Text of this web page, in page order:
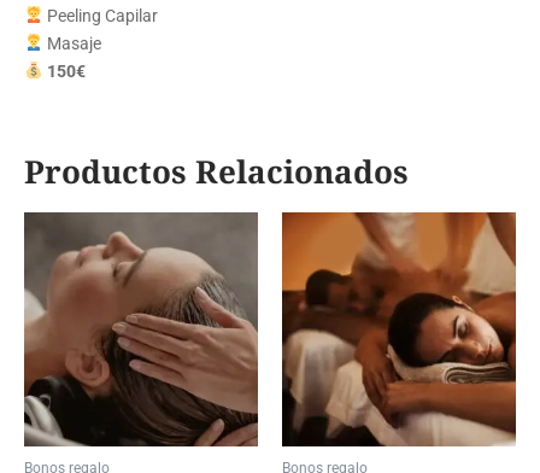
Peeling Capilar
Masaje
150€
Productos Relacionados
Bonos regalo Bonos regalo